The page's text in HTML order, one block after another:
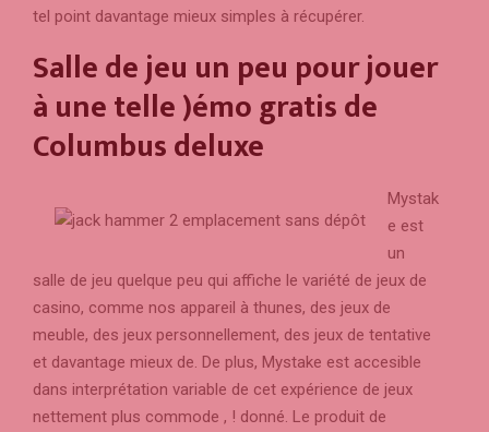
tel point davantage mieux simples à récupérer.
Salle de jeu un peu pour jouer
à une telle )émo gratis de
Columbus deluxe
Mystak
e est
un
salle de jeu quelque peu qui affiche le variété de jeux de
casino, comme nos appareil à thunes, des jeux de
meuble, des jeux personnellement, des jeux de tentative
et davantage mieux de. De plus, Mystake est accesible
dans interprétation variable de cet expérience de jeux
nettement plus commode , ! donné. Le produit de